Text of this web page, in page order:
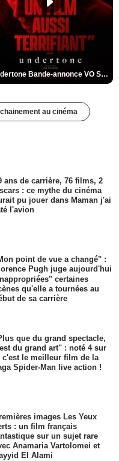
Undertone Bande-annonce VO STFR
au cinéma
ans de carrière, 76 films, 2
: ce mythe du cinéma
pu jouer dans Maman j'ai
l'avion
point de vue a changé" :
Pugh juge aujourd'hui
certaines
qu'elle a tournées au
de sa carrière
que du grand spectacle,
du grand art" : noté 4 sur
c'est le meilleur film de la
Spider-Man live action !
images Les Yeux
: un film français
sur un sujet rare
Anamaria Vartolomei et
El Alami